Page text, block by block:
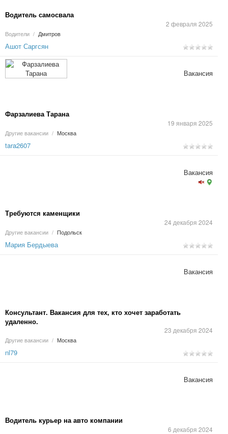
Водитель самосвала
2 февраля 2025
Водители / Дмитров
Ашот Саргсян
Фарзалиева Тарана
19 января 2025
Другие вакансии / Москва
Вакансия
tara2607
Требуются каменщики
24 декабря 2024
Другие вакансии / Подольск
Вакансия
Мария Бердыева
Консультант. Вакансия для тех, кто хочет заработать
удаленно.
23 декабря 2024
Другие вакансии / Москва
Вакансия
nl79
Водитель курьер на авто компании
6 декабря 2024
Вакансия